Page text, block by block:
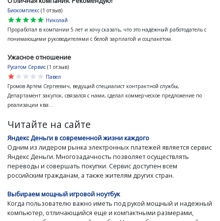
Биокомплекс (1 отзыв)
star
star
star
star
star
Николай
Проработал в компании 5 лет и хочу сказать, что это надёжный работодатель с
понимающими руководителями с белой зарплатой и соцпакетом.
Ужасное отношение
Русатом Сервис (1 отзыв)
star
star
star
star
star
Павел
Громов Артем Сергеевич, ведущий специалист контрактной службы,
Департамент закупок, связался с нами, сделал коммерческое предложение по
реализации ква...
Читайте на сайте
Яндекс Деньги в современной жизни каждого
Одним из лидером рынка электронных платежей является сервис
Яндекс Деньги. Многозадачность позволяет осуществлять
переводы и совершать покупки. Сервис доступен всем
российским гражданам, а также жителям других стран.
Выбираем мощный игровой ноутбук
Когда пользователю важно иметь под рукой мощный и надежный
компьютер, отличающийся еще и компактными размерами,